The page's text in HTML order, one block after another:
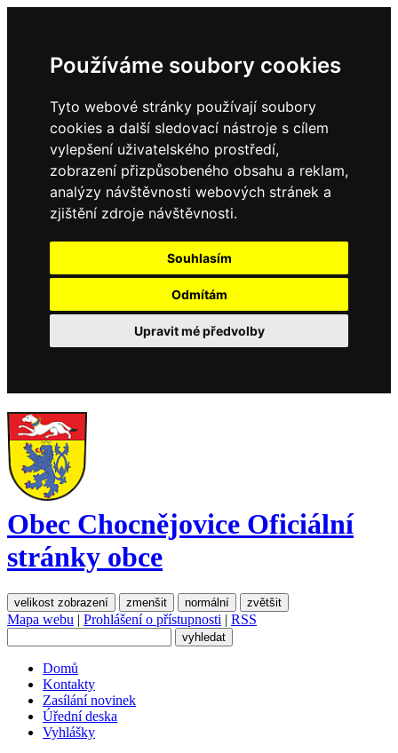
Používáme soubory cookies
Tyto webové stránky používají soubory
cookies a další sledovací nástroje s cílem
vylepšení uživatelského prostředí,
zobrazení přizpůsobeného obsahu a reklam,
analýzy návštěvnosti webových stránek a
zjištění zdroje návštěvnosti.
Souhlasím
Odmítám
Upravit mé předvolby
Obec Chocnějovice Oficiální
stránky obce
velikost zobrazení zmenšit normální zvětšit
Mapa webu | Prohlášení o přístupnosti | RSS
Domů
Kontakty
Zasílání novinek
Úřední deska
Vyhlášky